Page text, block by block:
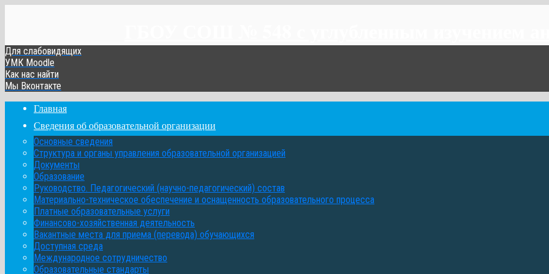
Для слабовидящих
УМК Moodle
Как нас найти
Мы Вконтакте
Главная
Сведения об образовательной организации
Основные сведения
Структура и органы управления образовательной организацией
Документы
Образование
Руководство. Педагогический (научно-педагогический) состав
Материально-техническое обеспечение и оснащенность образовательного процесса
Платные образовательные услуги
Финансово-хозяйственная деятельность
Вакантные места для приема (перевода) обучающихся
Доступная среда
Международное сотрудничество
Образовательные стандарты